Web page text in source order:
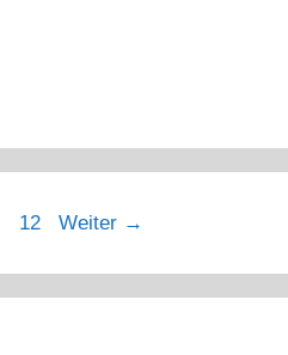
Seite
12 Weiter →